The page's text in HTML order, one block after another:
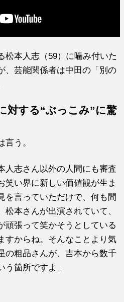
松本人志（59）に噛み付いた
、芸能関係者は中田の「別の
対する“ぶっこみ”に驚
言う。
人志さん以外の人間にも審査
笑い界に新しい価値観が生ま
を言っていただけで、何も間
本さんが出演されていて、
頑張って笑かそうとしている
すからね。そんなことより気
の粗品さんが、吉本から数千
う箇所ですよ」